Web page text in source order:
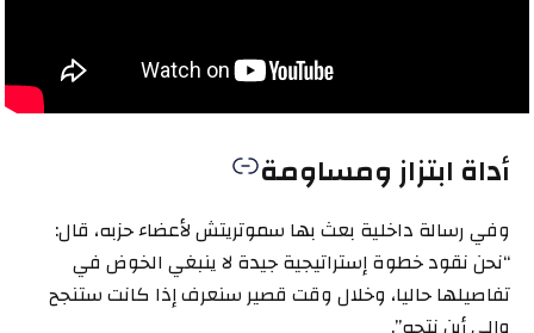
أداة ابتزاز ومساومة
وفي رسالة داخلية بعث بها سموتريتش لأعضاء حزبه، قال:
“نحن نقود خطوة إستراتيجية جيدة لا ينبغي الخوض في
تفاصيلها حاليا، وخلال وقت قصير سنعرف إذا كانت ستنجح